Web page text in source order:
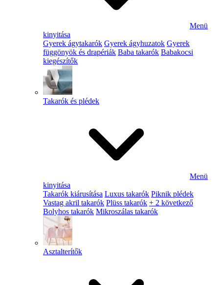
Menü
kinyitása
Gyerek ágytakarók Gyerek ágyhuzatok Gyerek
függönyök és drapériák Baba takarók Babakocsi
kiegészítők
Takarók és plédek
Menü
kinyitása
Takarók kiárusítása Luxus takarók Piknik plédek
Vastag akril takarók Plüss takarók + 2 következő
Bolyhos takarók Mikroszálas takarók
Asztalterítők